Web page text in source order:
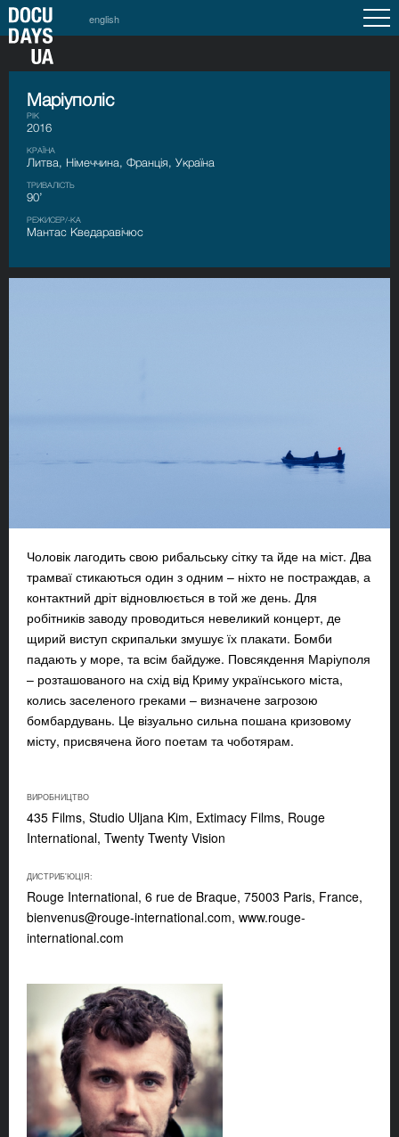
english
Маріуполіс
РІК
2016
КРАЇНА
Литва, Німеччина, Франція, Україна
ТРИВАЛІСТЬ
90’
РЕЖИСЕР/-КА
Мантас Кведаравічюс
Чоловік лагодить свою рибальську сітку та йде на міст. Два
трамваї стикаються один з одним – ніхто не постраждав, а
контактний дріт відновлюється в той же день. Для
робітників заводу проводиться невеликий концерт, де
щирий виступ скрипальки змушує їх плакати. Бомби
падають у море, та всім байдуже. Повсякдення Маріуполя
– розташованого на схід від Криму українського міста,
колись заселеного греками – визначене загрозою
бомбардувань. Це візуально сильна пошана кризовому
місту, присвячена його поетам та чоботярам.
ВИРОБНИЦТВО
435 Films, Studio Uljana Kim, Extimacy Films, Rouge
International, Twenty Twenty Vision
ДИСТРИБ'ЮЦІЯ:
Rouge International, 6 rue de Braque, 75003 Paris, France,
bienvenus@rouge-international.com, www.rouge-
international.com